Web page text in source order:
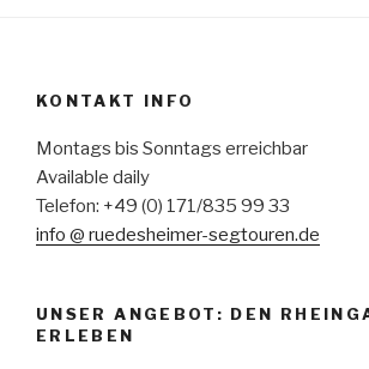
KONTAKT INFO
Montags bis Sonntags erreichbar
Available daily
Telefon: +49 (0) 171/835 99 33
info @ ruedesheimer-segtouren.de
UNSER ANGEBOT: DEN
ERLEBEN